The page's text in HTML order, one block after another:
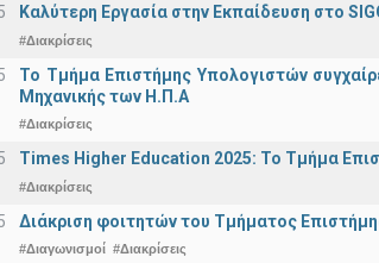
Καλύτερη Εργασία στην Εκπαίδευση στο
#Διακρίσεις
Το Τμήμα Επιστήμης Υπολογιστών
Μηχανικής των Η.Π.Α
#Διακρίσεις
Times Higher Education 2025: Το Τμήμα
#Διακρίσεις
Διάκριση φοιτητών του Τμήματος
#Διαγωνισμοί #Διακρίσεις